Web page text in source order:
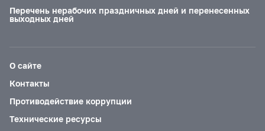
Перечень нерабочих праздничных дней и перенесенных
выходных дней
О сайте
Контакты
Противодействие коррупции
Технические ресурсы